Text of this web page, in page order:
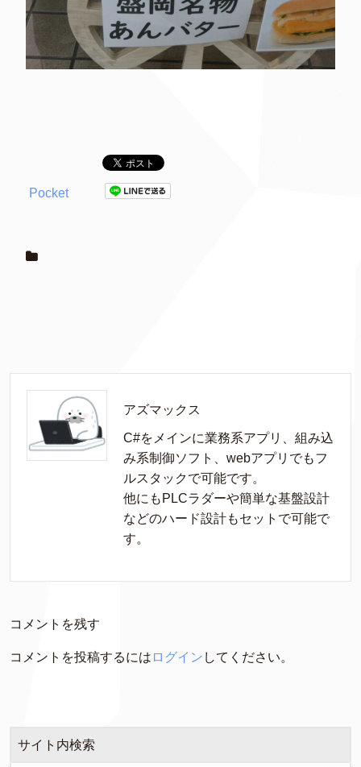
Pocket
アズマックス
C#をメインに業務系アプリ、組み込
み系制御ソフト、webアプリでもフ
ルスタックで可能です。
他にもPLCラダーや簡単な基盤設計
などのハード設計もセットで可能で
す。
コメントを残す
コメントを投稿するには ログイン してください。
サイト内検索